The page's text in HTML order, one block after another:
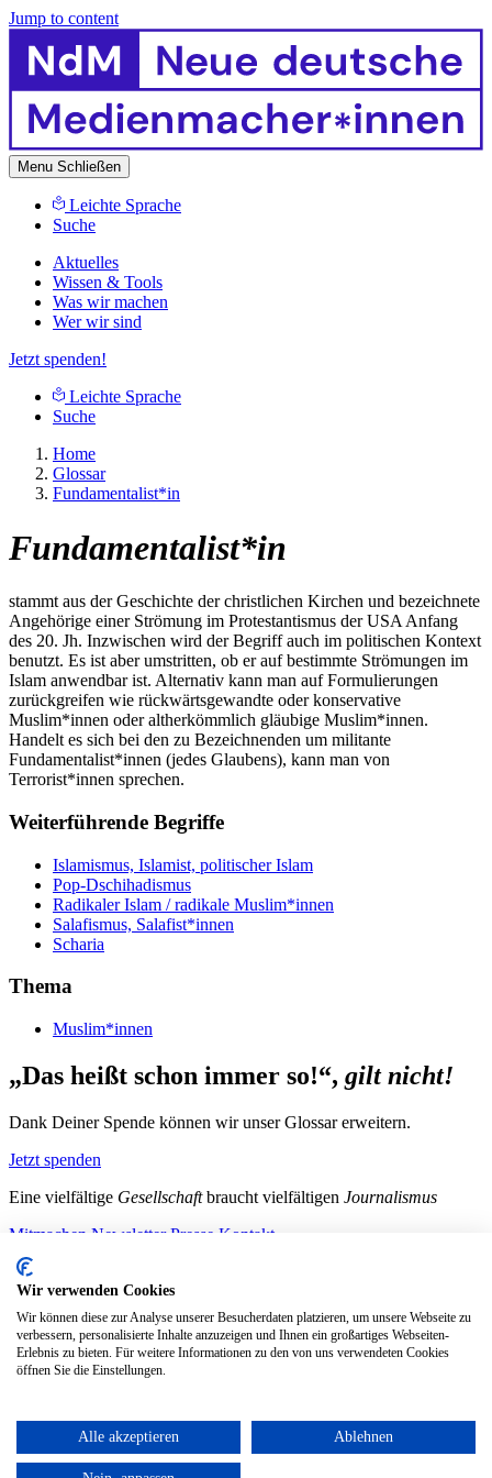
Jump to content
Menu Schließen
Leichte Sprache
Suche
Aktuelles
Wissen & Tools
Was wir machen
Wer wir sind
Jetzt spenden!
Leichte Sprache
Suche
Home
Glossar
Fundamentalist*in
Fundamentalist*in
stammt aus der Geschichte der christlichen Kirchen und bezeichnete
Angehörige einer Strömung im Protestantismus der USA Anfang
des 20. Jh. Inzwischen wird der Begriff auch im politischen Kontext
benutzt. Es ist aber umstritten, ob er auf bestimmte Strömungen im
Islam anwendbar ist. Alternativ kann man auf Formulierungen
zurückgreifen wie rückwärtsgewandte oder konservative
Muslim*innen oder altherkömmlich gläubige Muslim*innen.
Handelt es sich bei den zu Bezeichnenden um militante
Fundamentalist*innen (jedes Glaubens), kann man von
Terrorist*innen sprechen.
Weiterführende Begriffe
Islamismus, Islamist, politischer Islam
Pop-Dschihadismus
Radikaler Islam / radikale Muslim*innen
Salafismus, Salafist*innen
Scharia
Thema
Muslim*innen
„Das heißt schon immer so!“, gilt nicht!
Dank Deiner Spende können wir unser Glossar erweitern.
Jetzt spenden
Eine vielfältige Gesellschaftbraucht vielfältigen Journalismus
Mitmachen Newsletter Presse Kontakt
Instagram
Unterstütze uns
Jetzt spenden!
Wir verwenden Cookies
Wir können diese zur Analyse unserer Besucherdaten platzieren, um unsere Webseite zu
verbessern, personalisierte Inhalte anzuzeigen und Ihnen ein großartiges Webseiten-
Erlebnis zu bieten. Für weitere Informationen zu den von uns verwendeten Cookies
öffnen Sie die Einstellungen.
Alle akzeptieren Ablehnen